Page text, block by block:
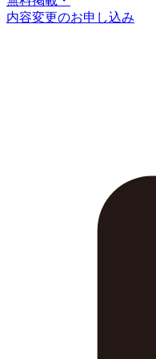
内容変更のお申し込み